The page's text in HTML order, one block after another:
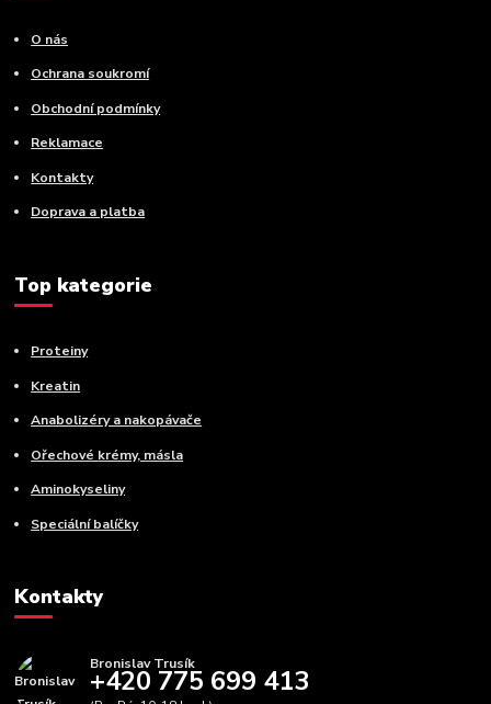
O nás
Ochrana soukromí
Obchodní podmínky
Reklamace
Kontakty
Doprava a platba
Top kategorie
Proteiny
Kreatin
Anabolizéry a nakopávače
Ořechové krémy, másla
Aminokyseliny
Speciální balíčky
Kontakty
Bronislav Trusík
+420 775 699 413